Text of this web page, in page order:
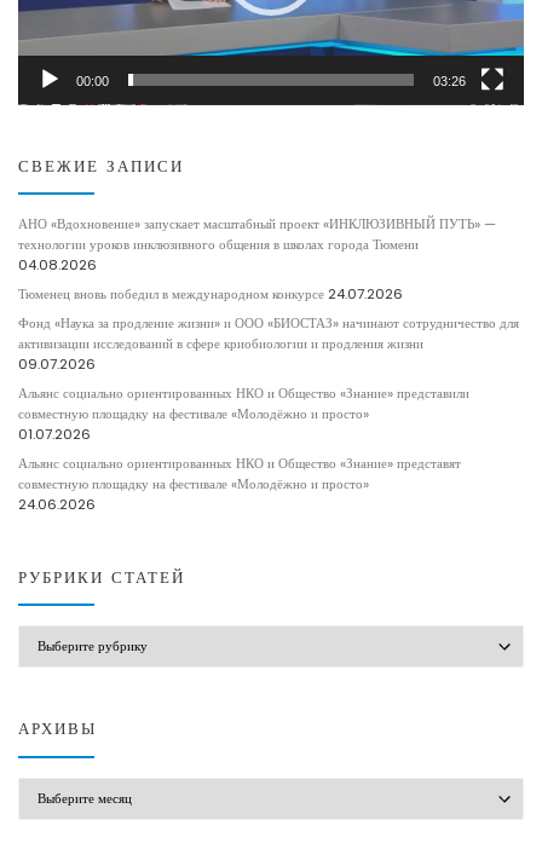
00:00 03:26
СВЕЖИЕ ЗАПИСИ
АНО «Вдохновение» запускает масштабный проект «ИНКЛЮЗИВНЫЙ ПУТЬ» —
технологии уроков инклюзивного общения в школах города Тюмени
04.08.2026
Тюменец вновь победил в международном конкурсе 24.07.2026
Фонд «Наука за продление жизни» и ООО «БИОСТАЗ» начинают сотрудничество для
активизации исследований в сфере криобиологии и продления жизни
09.07.2026
Альянс социально ориентированных НКО и Общество «Знание» представили
совместную площадку на фестивале «Молодёжно и просто»
01.07.2026
Альянс социально ориентированных НКО и Общество «Знание» представят
совместную площадку на фестивале «Молодёжно и просто»
24.06.2026
РУБРИКИ СТАТЕЙ
АРХИВЫ